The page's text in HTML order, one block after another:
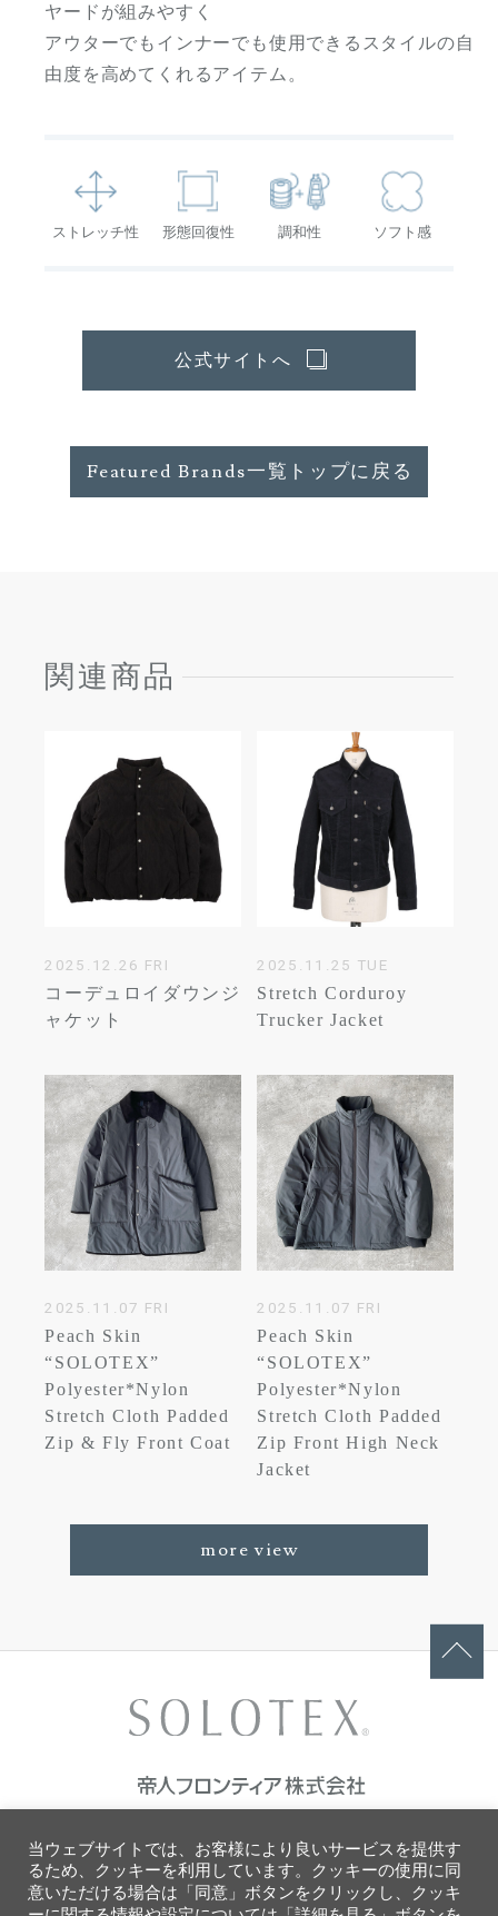
ヤードが組みやすく
アウターでもインナーでも使用できるスタイルの自
由度を高めてくれるアイテム。
ストレッチ性 形態回復性 調和性 ソフト感
公式サイトへ
Featured Brands一覧トップに戻る
関連商品
2025.12.26 FRI
コーデュロイダウンジ
ャケット
2025.11.25 TUE
Stretch Corduroy
Trucker Jacket
2025.11.07 FRI
Peach Skin
“SOLOTEX”
Polyester*Nylon
Stretch Cloth Padded
Zip & Fly Front Coat
2025.11.07 FRI
Peach Skin
“SOLOTEX”
Polyester*Nylon
Stretch Cloth Padded
Zip Front High Neck
Jacket
more view
プライバシーポリシー
ソーシャルメディアポリシー
当ウェブサイトでは、お客様により良いサービスを提供す
るため、クッキーを利用しています。クッキーの使用に同
意いただける場合は「同意」ボタンをクリックし、クッキ